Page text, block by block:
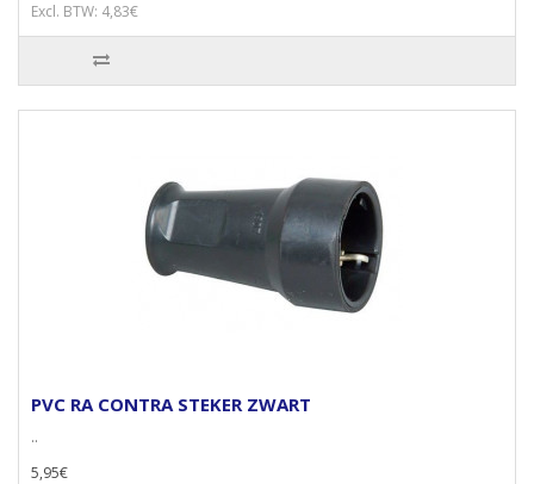
Excl. BTW: 4,83€
PVC RA CONTRA STEKER ZWART
..
5,95€